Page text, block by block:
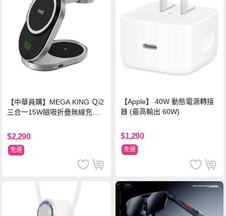
【中華員購】MEGA KING Ｑi2
三合一15W磁吸折疊無線充電
$2,290
免運
【Apple】 40W 動態電源轉接
器 (最高輸出 60W)
$1,290
免運